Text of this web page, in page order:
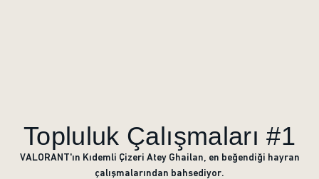
Topluluk Çalışmaları #1
VALORANT'ın Kıdemli Çizeri Atey Ghailan, en beğendiği hayran
çalışmalarından bahsediyor.